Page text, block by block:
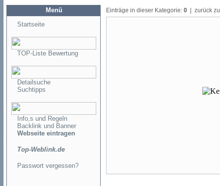
Menü
Startseite
TOP-Liste Bewertung
Detailsuche
Suchtipps
Info,s und Regeln
Backlink und Banner
Webseite eintragen
Top-Weblink.de
Passwort vergessen?
Einträge in dieser Kategorie: 0 | zurück